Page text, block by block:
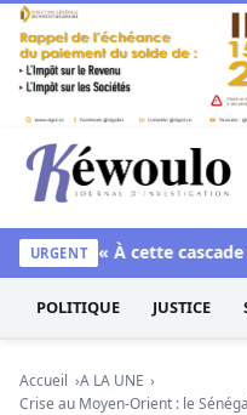
Aller au contenu
Kéwoulo, le premier
URGENT
**« À cette cascade de
POLITIQUE JUSTICE
Accueil
A LA UNE
Crise au Moyen-Orient : le